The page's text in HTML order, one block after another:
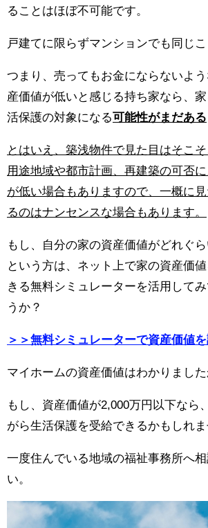
ることはほぼ不可能です。
戸建てに限らずマンションでも同じこ
つまり、売ってもお金にならないよ
産価値が低いと感じる持ち家なら、
活保護の対象になる可能性がまだある
とはいえ、築浅物件で見た目はそこそ
用途地域や都市計画、再建築の可否
が低い場合もありますので、一概に
るのはナンセンスな場合もあります。
もし、自分の家の資産価値がどれぐ
という方は、ネット上で家の資産価
きる無料シミュレーターを活用して
うか？
＞＞無料シミュレーターで資産価値
マイホームの資産価値はわかりました
もし、資産価値が2,000万円以下なら
がら生活保護を受給できるかもしれま
一度住んでいる地域の福祉事務所へ
い。